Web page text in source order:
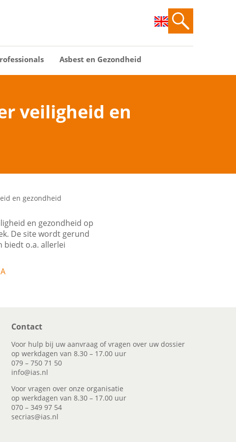
Asbest en Gezondheid
veiligheid en
en gezondheid
en gezondheid op
De site wordt gerund
biedt o.a. allerlei
Contact
Voor hulp bij uw aanvraag of vragen over uw dossier
op werkdagen van 8.30 – 17.00 uur
079 – 750 71 50
info@ias.nl
Voor vragen over onze organisatie
op werkdagen van 8.30 – 17.00 uur
070 – 349 97 54
secrias@ias.nl